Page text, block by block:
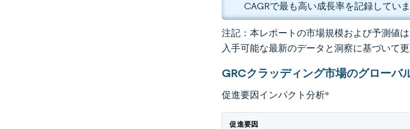
CAGRで最も高い成長率を記録していま
注記：本レポートの市場規模および予測値
入手可能な最新のデータと洞察に基づいて更
GRCクラッディング市場のグローバ
促進要因インパクト分析*
促進要因